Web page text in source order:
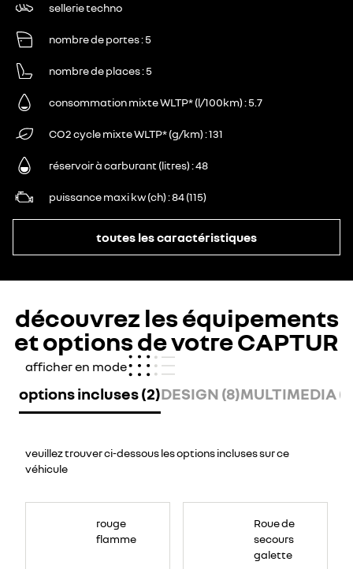
sellerie techno
nombre de portes 5
nombre de places 5
consommation mixte WLTP* (l/100km) 5.7
CO2 cycle mixte WLTP* (g/km) 131
réservoir à carburant (litres) 48
puissance maxi kw (ch) 84 (115)
toutes les caractéristiques
découvrez les équipements
et options de votre CAPTUR
afficher en mode
options incluses (2)DESIGN (8)MULTIMEDIA
veuillez trouver ci-dessous les options incluses sur ce
véhicule
rouge
flamme
Roue de
secours
galette